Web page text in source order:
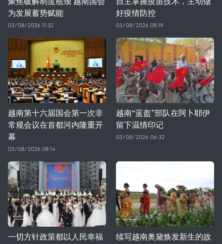
为发展蓄势赋能
03/08/2026 11:32
好疫情防控
03/08/2026 08:19
越南第十六届国会第一次非
常规会议在首都河内隆重开
幕
03/08/2026 08:14
越南“蓝盔”部队在阿卜耶伊
留下温情印记
03/08/2026 06:32
一切方针政策都以人民幸福
续写越南奥黛焕发新生的故